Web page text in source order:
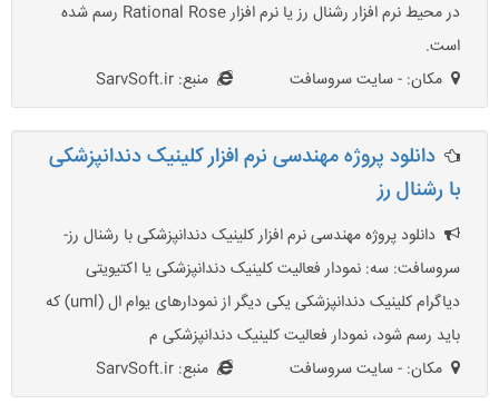
در محیط نرم افزار رشنال رز یا نرم افزار Rational Rose رسم شده
است.
مکان: - سایت سروسافت
منبع: SarvSoft.ir
دانلود پروژه مهندسی نرم افزار کلینیک دندانپزشکی
با رشنال رز
دانلود پروژه مهندسی نرم افزار کلینیک دندانپزشکی با رشنال رز-
سروسافت: سه: نمودار فعالیت کلینیک دندانپزشکی یا اکتیویتی
دیاگرام کلینیک دندانپزشکی یکی دیگر از نمودارهای یوام ال (uml) که
باید رسم شود، نمودار فعالیت کلینیک دندانپزشکی م
مکان: - سایت سروسافت
منبع: SarvSoft.ir